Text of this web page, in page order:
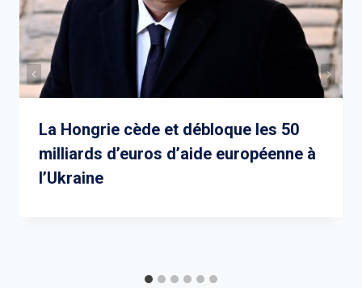
La Hongrie cède et débloque les 50
milliards d’euros d’aide européenne à
l’Ukraine